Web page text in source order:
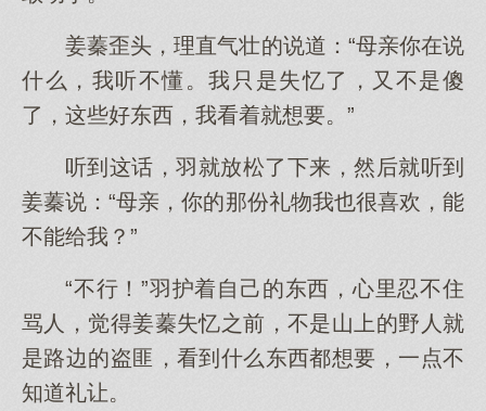
姜蓁歪头，理直气壮的说道：“母亲你在说
什么，我听不懂。我只是失忆了，又不是傻
了，这些好东西，我看着就想要。”
听到这话，羽就放松了下来，然后就听到
姜蓁说：“母亲，你的那份礼物我也很喜欢，能
不能给我？”
“不行！”羽护着自己的东西，心里忍不住
骂人，觉得姜蓁失忆之前，不是山上的野人就
是路边的盗匪，看到什么东西都想要，一点不
知道礼让。